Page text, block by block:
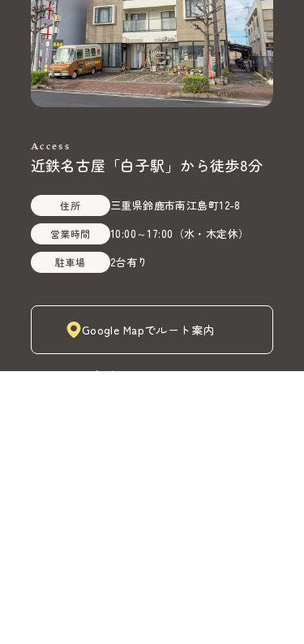
Access
近鉄名古屋「白子駅」から徒歩8分
住所 三重県鈴鹿市南江島町12-8
営業時間 10:00～17:00 （水・木定休）
駐車場 2台有り
Google Mapでルート案内